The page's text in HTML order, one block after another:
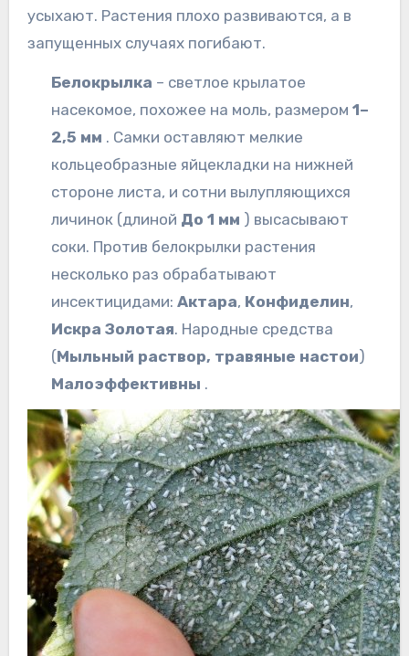
усыхают. Растения плохо развиваются, а в
запущенных случаях погибают.
Белокрылка – светлое крылатое
насекомое, похожее на моль, размером 1–
2,5 мм . Самки оставляют мелкие
кольцеобразные яйцекладки на нижней
стороне листа, и сотни вылупляющихся
личинок (длиной До 1 мм ) высасывают
соки. Против белокрылки растения
несколько раз обрабатывают
инсектицидами: Актара, Конфиделин,
Искра Золотая. Народные средства
(Мыльный раствор, травяные настои)
Малоэффективны .